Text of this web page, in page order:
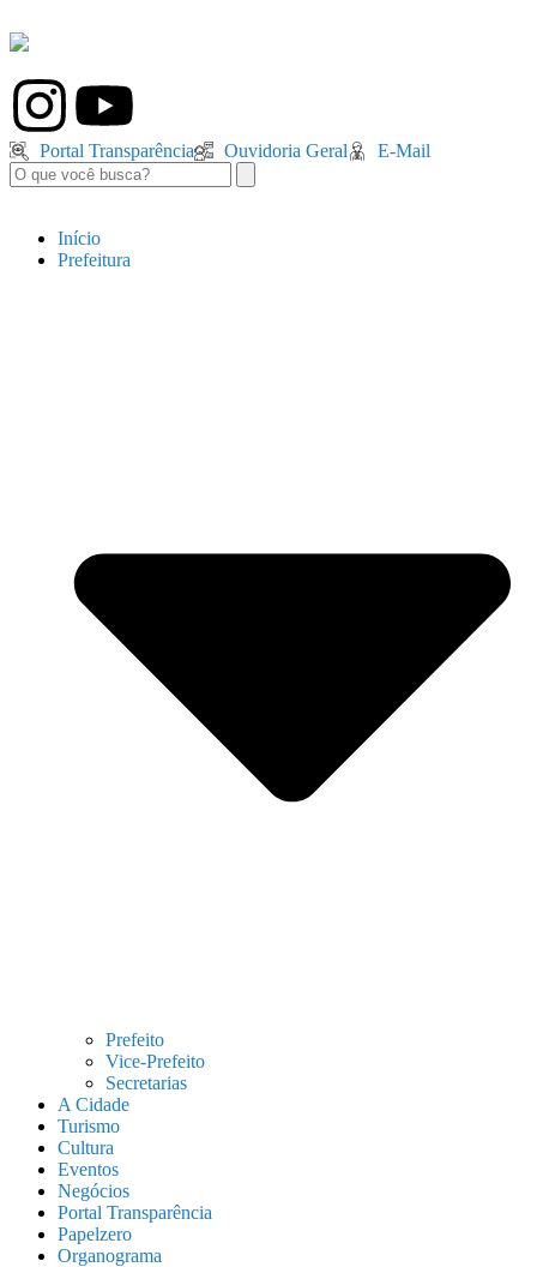
Portal Transparência Ouvidoria Geral E-Mail
Início
Prefeitura
Prefeito
Vice-Prefeito
Secretarias
A Cidade
Turismo
Cultura
Eventos
Negócios
Portal Transparência
Papelzero
Organograma